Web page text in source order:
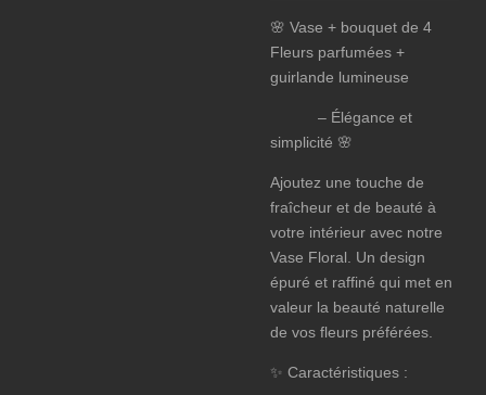
🌸 Vase + bouquet de 4
Fleurs parfumées +
guirlande lumineuse
– Élégance et
simplicité 🌸
Ajoutez une touche de
fraîcheur et de beauté à
votre intérieur avec notre
Vase Floral. Un design
épuré et raffiné qui met en
valeur la beauté naturelle
de vos fleurs préférées.
✨ Caractéristiques :